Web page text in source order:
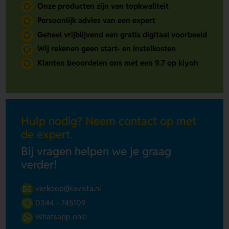
Onze producten zijn van topkwaliteit
Persoonlijk advies van een expert
Geheel vrijblijvend een gratis digitaal voorbeeld
Wij rekenen geen start- en instelkosten
Klanten beoordelen ons met een 9.7 op kiyoh
Hulp nodig? Neem contact op met
de expert.
Bij vragen helpen we je graag
verder!
verkoop@lavista.nl
0344 - 745109
Whatsapp ons!